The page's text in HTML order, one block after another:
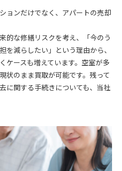
ョンだけでなく、アパートの売却
的な修繕リスクを考え、「今のう
を減らしたい」という理由から、
ケースも増えています。空室が多
状のまま買取が可能です。残って
に関する手続きについても、当社